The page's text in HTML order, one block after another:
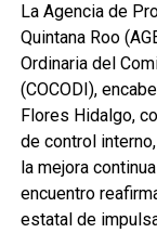
La Agencia de
Quintana Roo
Ordinaria del
(COCODI),
Flores Hidalgo,
de control
la mejora
encuentro
estatal de